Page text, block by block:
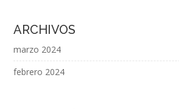
ARCHIVOS
marzo 2024
febrero 2024